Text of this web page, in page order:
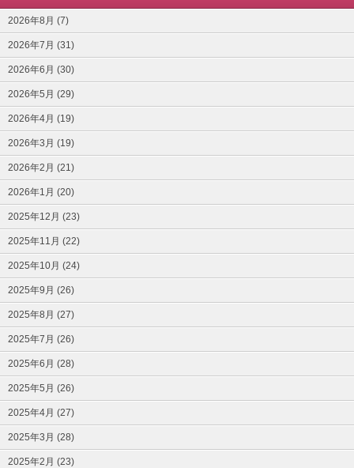
2026年8月 (7)
2026年7月 (31)
2026年6月 (30)
2026年5月 (29)
2026年4月 (19)
2026年3月 (19)
2026年2月 (21)
2026年1月 (20)
2025年12月 (23)
2025年11月 (22)
2025年10月 (24)
2025年9月 (26)
2025年8月 (27)
2025年7月 (26)
2025年6月 (28)
2025年5月 (26)
2025年4月 (27)
2025年3月 (28)
2025年2月 (23)